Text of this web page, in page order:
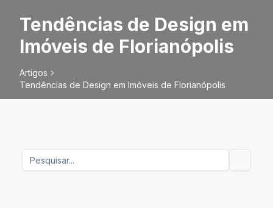
Tendências de Design em
Imóveis de Florianópolis
Artigos
Tendências de Design em Imóveis de Florianópolis